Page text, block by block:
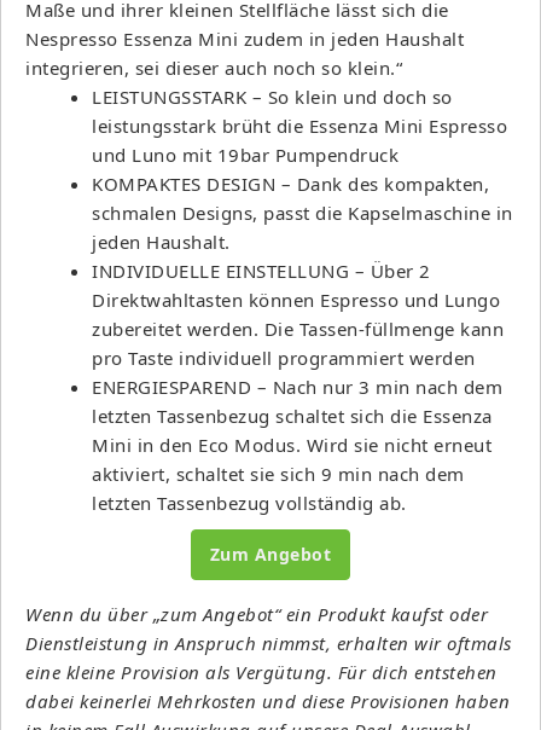
Maße und ihrer kleinen Stellfläche lässt sich die
Nespresso Essenza Mini zudem in jeden Haushalt
integrieren, sei dieser auch noch so klein.“
LEISTUNGSSTARK – So klein und doch so
leistungsstark brüht die Essenza Mini Espresso
und Luno mit 19bar Pumpendruck
KOMPAKTES DESIGN – Dank des kompakten,
schmalen Designs, passt die Kapselmaschine in
jeden Haushalt.
INDIVIDUELLE EINSTELLUNG – Über 2
Direktwahltasten können Espresso und Lungo
zubereitet werden. Die Tassen-füllmenge kann
pro Taste individuell programmiert werden
ENERGIESPAREND – Nach nur 3 min nach dem
letzten Tassenbezug schaltet sich die Essenza
Mini in den Eco Modus. Wird sie nicht erneut
aktiviert, schaltet sie sich 9 min nach dem
letzten Tassenbezug vollständig ab.
Zum Angebot
Wenn du über „zum Angebot“ ein Produkt kaufst oder
Dienstleistung in Anspruch nimmst, erhalten wir oftmals
eine kleine Provision als Vergütung. Für dich entstehen
dabei keinerlei Mehrkosten und diese Provisionen haben